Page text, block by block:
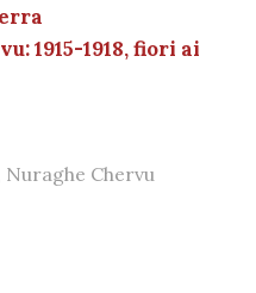
1915-1918, fiori ai
Nuraghe Chervu